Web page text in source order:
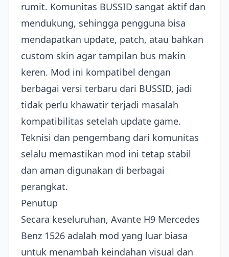
rumit. Komunitas BUSSID sangat aktif dan
mendukung, sehingga pengguna bisa
mendapatkan update, patch, atau bahkan
custom skin agar tampilan bus makin
keren. Mod ini kompatibel dengan
berbagai versi terbaru dari BUSSID, jadi
tidak perlu khawatir terjadi masalah
kompatibilitas setelah update game.
Teknisi dan pengembang dari komunitas
selalu memastikan mod ini tetap stabil
dan aman digunakan di berbagai
perangkat.
Penutup
Secara keseluruhan, Avante H9 Mercedes
Benz 1526 adalah mod yang luar biasa
untuk menambah keindahan visual dan